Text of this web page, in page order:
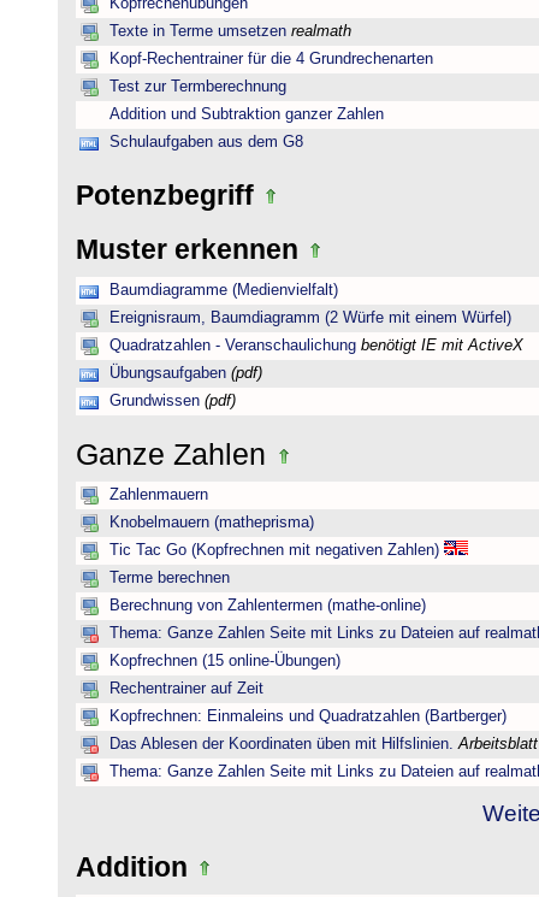
Kopfrechenübungen
Texte in Terme umsetzen realmath
Kopf-Rechentrainer für die 4 Grundrechenarten
Test zur Termberechnung
Addition und Subtraktion ganzer Zahlen
Schulaufgaben aus dem G8
Potenzbegriff
Muster erkennen
Baumdiagramme (Medienvielfalt)
Ereignisraum, Baumdiagramm (2 Würfe mit einem Würfel)
Quadratzahlen - Veranschaulichung benötigt IE mit ActiveX
Übungsaufgaben (pdf)
Grundwissen (pdf)
Ganze Zahlen
Zahlenmauern
Knobelmauern (matheprisma)
Tic Tac Go (Kopfrechnen mit negativen Zahlen)
Terme berechnen
Berechnung von Zahlentermen (mathe-online)
Thema: Ganze Zahlen Seite mit Links zu Dateien auf
Kopfrechnen (15 online-Übungen)
Rechentrainer auf Zeit
Kopfrechnen: Einmaleins und Quadratzahlen (Bartberger)
Das Ablesen der Koordinaten üben mit Hilfslinien.
Thema: Ganze Zahlen Seite mit Links zu Dateien auf
Addition